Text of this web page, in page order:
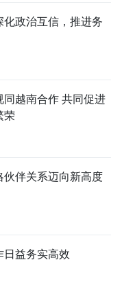
政治互信，推进务
越南合作 共同促进
荣
伴关系迈向新高度
日益务实高效